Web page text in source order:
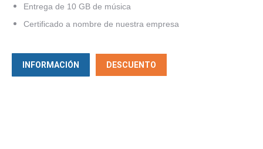
Entrega de 10 GB de música
Certificado a nombre de nuestra empresa
INFORMACIÓN DESCUENTO